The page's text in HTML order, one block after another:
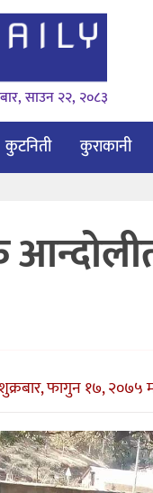
साउन २२, २०८३
कुटनिती कुराकानी
फागुन १७, २०७५